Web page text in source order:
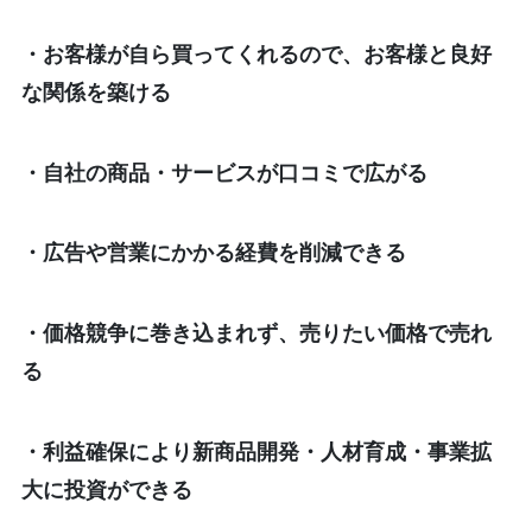
・お客様が自ら買ってくれるので、お客様と良好
な関係を築ける
・自社の商品・サービスが口コミで広がる
・広告や営業にかかる経費を削減できる
・価格競争に巻き込まれず、売りたい価格で売れ
る
・利益確保により新商品開発・人材育成・事業拡
大に投資ができる